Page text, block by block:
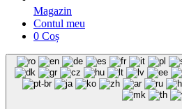
Magazin
Contul meu
0 Coș